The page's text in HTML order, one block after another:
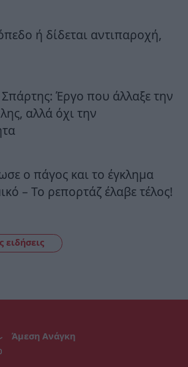
ή δίδεται αντιπαροχή,
Έργο που άλλαξε την
αλλά όχι την
ο πάγος και το έγκλημα
– Το ρεπορτάζ έλαβε τέλος!
ειδήσεις
Άμεση Ανάγκη